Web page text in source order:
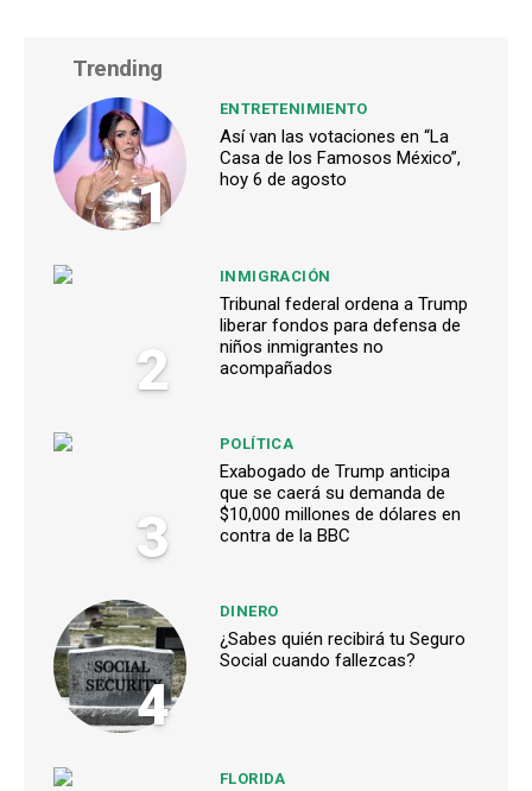
Trending
1
ENTRETENIMIENTO
Así van las votaciones en “La
Casa de los Famosos México”,
hoy 6 de agosto
2
INMIGRACIÓN
Tribunal federal ordena a Trump
liberar fondos para defensa de
niños inmigrantes no
acompañados
3
POLÍTICA
Exabogado de Trump anticipa
que se caerá su demanda de
$10,000 millones de dólares en
contra de la BBC
4
DINERO
¿Sabes quién recibirá tu Seguro
Social cuando fallezcas?
FLORIDA